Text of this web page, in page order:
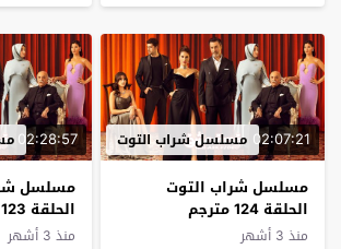
02:07:21 مسلسل شراب التوت
مسلسل شراب التوت
الحلقة 124 مترجم
منذ 3 أشهر
02:28:57
مسلسل
الحلقة 123 مترجم
منذ 3 أشهر